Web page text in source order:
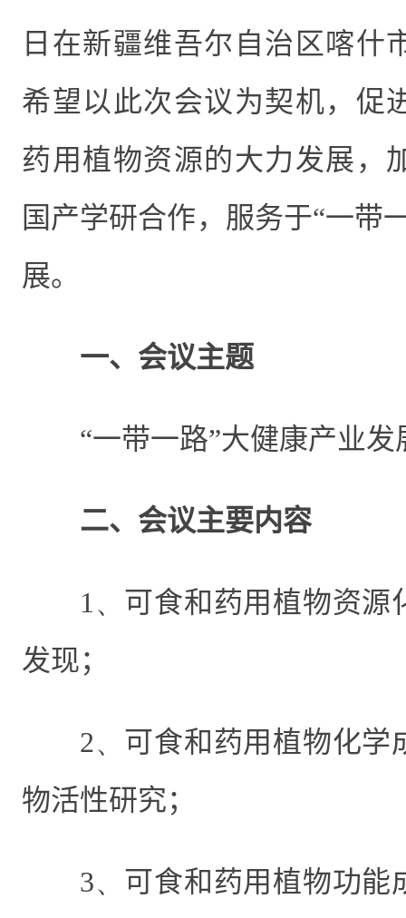
日在新疆维吾尔自治区喀什
希望以此次会议为契机，促
药用植物资源的大力发展，
国产学研合作，服务于“一带
展。
一、会议主题
“一带一路”大健康产业发
二、会议主要内容
1、 可食和药用植物资源
发现；
2、 可食和药用植物化学
物活性研究；
3、 可食和药用植物功能